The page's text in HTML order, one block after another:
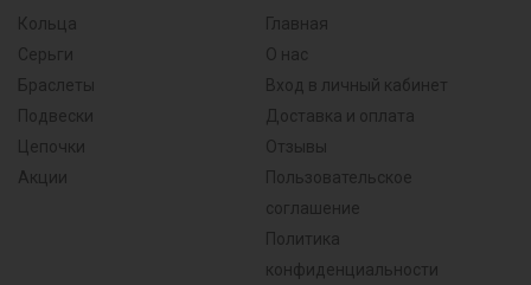
Кольца
Серьги
Браслеты
Подвески
Цепочки
Акции
Главная
О нас
Вход в личный кабинет
Доставка и оплата
Отзывы
Пользовательское
соглашение
Политика
конфиденциальности